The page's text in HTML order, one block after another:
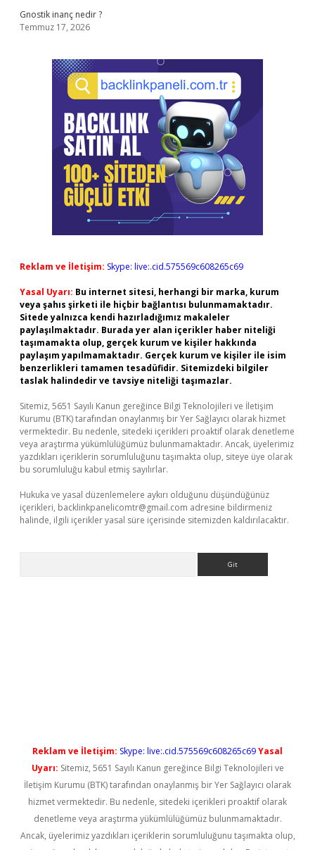
Gnostik inanç nedir ?
Temmuz 17, 2026
Reklam ve İletişim: Skype: live:.cid.575569c608265c69
Yasal Uyarı: Bu internet sitesi, herhangi bir marka, kurum
veya şahıs şirketi ile hiçbir bağlantısı bulunmamaktadır.
Sitede yalnızca kendi hazırladığımız makaleler
paylaşılmaktadır. Burada yer alan içerikler haber niteliği
taşımamakta olup, gerçek kurum ve kişiler hakkında
paylaşım yapılmamaktadır. Gerçek kurum ve kişiler ile isim
benzerlikleri tamamen tesadüfidir. Sitemizdeki bilgiler
taslak halindedir ve tavsiye niteliği taşımazlar.
Sitemiz, 5651 Sayılı Kanun gereğince Bilgi Teknolojileri ve İletişim
Kurumu (BTK) tarafından onaylanmış bir Yer Sağlayıcı olarak hizmet
vermektedir. Bu nedenle, sitedeki içerikleri proaktif olarak denetleme
veya araştırma yükümlülüğümüz bulunmamaktadır. Ancak, üyelerimiz
yazdıkları içeriklerin sorumluluğunu taşımakta olup, siteye üye olarak
bu sorumluluğu kabul etmiş sayılırlar.
Hukuka ve yasal düzenlemelere aykırı olduğunu düşündüğünüz
içerikleri, backlinkpanelicomtr@gmail.com adresine bildirmeniz
halinde, ilgili içerikler yasal süre içerisinde sitemizden kaldırılacaktır.
Reklam ve İletişim: Skype: live:.cid.575569c608265c69Yasal
Uyarı: Sitemiz, 5651 Sayılı Kanun gereğince Bilgi Teknolojileri ve
İletişim Kurumu (BTK) tarafından onaylanmış bir Yer Sağlayıcı olarak
hizmet vermektedir. Bu nedenle, sitedeki içerikleri proaktif olarak
denetleme veya araştırma yükümlülüğümüz bulunmamaktadır.
Ancak, üyelerimiz yazdıkları içeriklerin sorumluluğunu taşımakta olup,